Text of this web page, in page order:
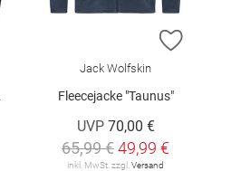
WUNSCHLISTE HINZUFÜGEN
ZUR
Jack Wolfskin
Fleecejacke "Taunus"
UVP 70,00 €
65,99 €49,99 €
inkl. MwSt. zzgl. Versand